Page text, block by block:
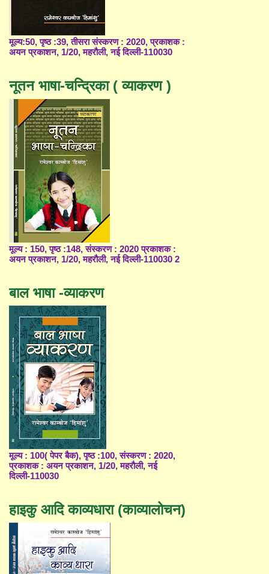
मूल्य:50, पृष्ठ :39, तीसरा संस्करण : 2020, प्रकाशक :
अयन प्रकाशन, 1/20, महरौली, नई दिल्ली-110030
नूतन भाषा-चन्द्रिका ( व्याकरण )
मूल्य : 150, पृष्ठ :148, संस्करण : 2020 प्रकाशक :
अयन प्रकाशन, 1/20, महरौली, नई दिल्ली-110030 2
बाल भाषा -व्याकरण
मूल्य : 100( पेपर बैक), पृष्ठ :100, संस्करण : 2020,
प्रकाशक : अयन प्रकाशन, 1/20, महरौली, नई
दिल्ली-110030
हाइकु आदि काव्यधारा (काव्यालोचन)